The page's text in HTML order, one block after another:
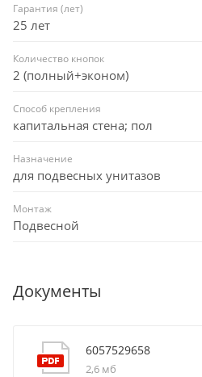
Гарантия (лет)
25 лет
Количество кнопок
2 (полный+эконом)
Способ крепления
капитальная стена; пол
Назначение
для подвесных унитазов
Монтаж
Подвесной
Документы
6057529658
2,6 мб